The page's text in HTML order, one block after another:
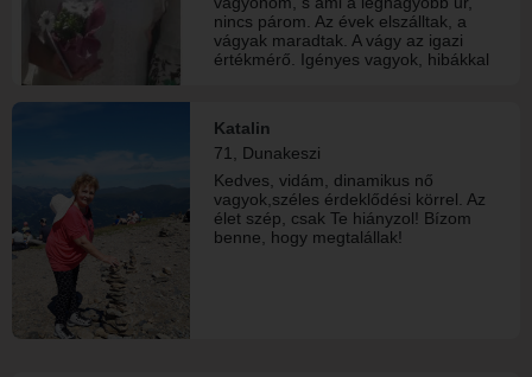
nincs párom. Az évek elszálltak, a
vágyak maradtak. A vágy az igazi
értékmérő. Igényes vagyok, hibákkal
Kedvelem a gyógyfürdőzést, ha
tehetem élek vele. Önkritikám bőven-
önbizalmam szűkében van már.
Ennél őszintébb már nem tudok
lenni. Fényképeim valódiak. Jó
érzéssel felnéznék arra az emberre
(akit nem centiméterekben mérnek)
Katalin
71, Dunakeszi
Kedves, vidám, dinamikus nő
vagyok,széles érdeklődési körrel. Az
élet szép, csak Te hiányzol! Bízom
benne, hogy megtalállak!